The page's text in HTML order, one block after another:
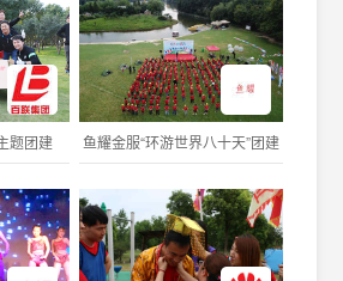
题团建 鱼耀金服“环游世界八十天”团建